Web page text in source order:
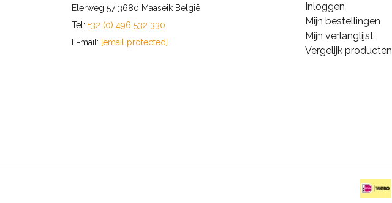
Elerweg 57 3680 Maaseik België
Tel: +32 (0) 496 532 330
E-mail: [email protected]
Inloggen
Mijn bestellingen
Mijn verlanglijst
Vergelijk producten